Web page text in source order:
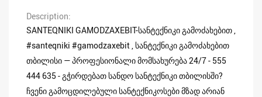
Description
SANTEQNIKI GAMODZAXEBIT-სანტექნიკი გამოძახებით ,
#santeqniki #gamodzaxebit , სანტექნიკი გამოძახებით
თბილისი — პროფესიონალი მომსახურება 24/7 - 555
444 635 - გჭირდებათ სანდო სანტექნიკი თბილისში?
ჩვენი გამოცდილებული სანტექნიკოსები მზად არიან